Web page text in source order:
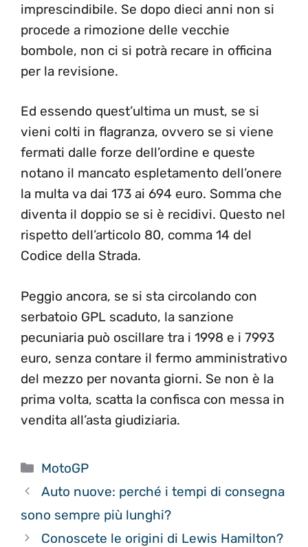
imprescindibile. Se dopo dieci anni non si
procede a rimozione delle vecchie
bombole, non ci si potrà recare in officina
per la revisione.
Ed essendo quest’ultima un must, se si
vieni colti in flagranza, ovvero se si viene
fermati dalle forze dell’ordine e queste
notano il mancato espletamento dell’onere
la multa va dai 173 ai 694 euro. Somma che
diventa il doppio se si è recidivi. Questo nel
rispetto dell’articolo 80, comma 14 del
Codice della Strada.
Peggio ancora, se si sta circolando con
serbatoio GPL scaduto, la sanzione
pecuniaria può oscillare tra i 1998 e i 7993
euro, senza contare il fermo amministrativo
del mezzo per novanta giorni. Se non è la
prima volta, scatta la confisca con messa in
vendita all’asta giudiziaria.
Categorie
MotoGP
Auto nuove: perché i tempi di consegna
sono sempre più lunghi?
Conoscete le origini di Lewis Hamilton?